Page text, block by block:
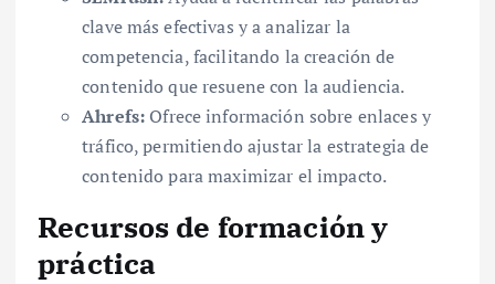
clave más efectivas y a analizar la
competencia, facilitando la creación de
contenido que resuene con la audiencia.
Ahrefs: Ofrece información sobre enlaces y
tráfico, permitiendo ajustar la estrategia de
contenido para maximizar el impacto.
Recursos de formación y
práctica